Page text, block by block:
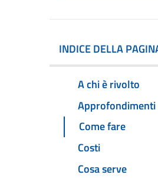
INDICE DELLA
A chi è rivolto
Approfondimenti
Come fare
Costi
Cosa serve